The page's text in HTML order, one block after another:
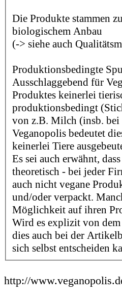
Die Produkte stammen
biologischem Anbau
(-> siehe auch
Produktionsbedingte
Ausschlaggebend für
Produktes keinerlei
produktionsbedingt
von z.B. Milch (insb. bei
Veganopolis bedeutet
keinerlei Tiere
Es sei auch erwähnt,
theoretisch - bei jeder
auch nicht vegane
und/oder verpackt.
Möglichkeit auf ihren
Wird es explizit von
dies auch bei der
sich selbst entscheiden
http://